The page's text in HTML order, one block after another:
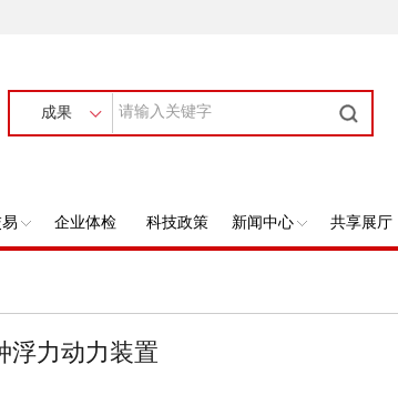
成果
企业体检 科技政策 新闻中心 共享展厅
浮力动力装置